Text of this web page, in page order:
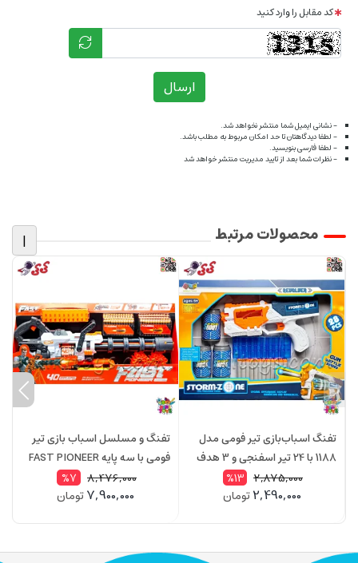
کد مقابل را وارد کنید
ارسال
- نشانی ایمیل شما منتشر نخواهد شد.
- لطفا دیدگاهتان تا حد امکان مربوط به مطلب باشد.
- لطفا فارسی بنویسید.
- نظرات شما بعد از تایید مدیریت منتشر خواهد شد
محصولات مرتبط |
تفنگ اسباب‌بازی تیر فومی مدل
1188 با 24 تیر اسفنجی و 3 هدف
نشانه‌گیری2,875,000
%13
2,490,000تومان
تفنگ و مسلسل اسباب بازی تیر
فومی با سه پایه FAST PIONEER
8,476,000
%7
7,900,000تومان